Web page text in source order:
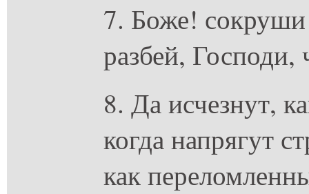
7. Боже!
разбей,
8. Да исчезнут,
когда напрягут
как